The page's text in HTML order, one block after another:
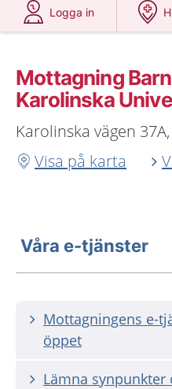
Logga in
Mottagning
Karolinska
Karolinska vägen
Visa på karta
Våra e-tjänster
Mottagningens e-
öppet
Lämna